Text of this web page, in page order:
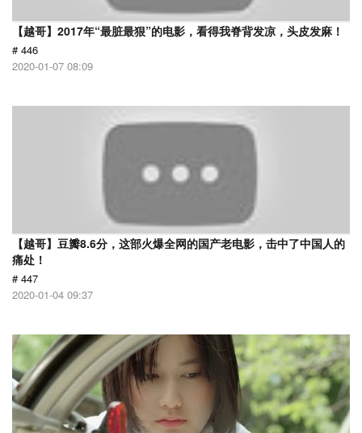
【越哥】2017年“最脏最狠”的电影，看得我脊背发凉，头皮发麻！
# 446
2020-01-07 08:09
【越哥】豆瓣8.6分，这部火爆全网的国产老电影，击中了中国人的
痛处！
# 447
2020-01-04 09:37